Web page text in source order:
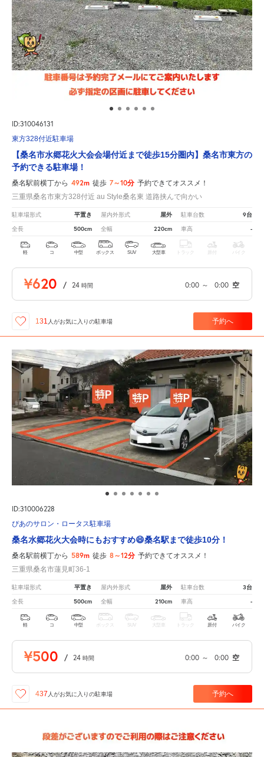
ID:310046131
東方328付近駐車場
【桑名市水郷花火大会会場付近まで徒歩15分圏内】桑名市東方の
予約できる駐車場！
桑名駅前横丁から 492m 徒歩 7～10分 予約できてオススメ！
三重県桑名市東方328付近 au Style桑名東 道路挟んで向かい
駐車場形式 平置き 屋内外形式 屋外 駐車台数 9台
全長 500cm 全幅 220cm 車高 -
軽 コ 中型 ボックス SUV 大型車 トラック 原付 バイク
¥620 / 24 時間 0:00 ～ 0:00 空
131 人がお気に入りの駐車場 予約へ
ID:310006228
ぴあのサロン・ロータス駐車場
桑名水郷花火大会時にもおすすめ😄桑名駅まで徒歩10分！
桑名駅前横丁から 589m 徒歩 8～12分 予約できてオススメ！
三重県桑名市蓮見町36-1
駐車場形式 平置き 屋内外形式 屋外 駐車台数 3台
全長 500cm 全幅 210cm 車高 -
軽 コ 中型 ボックス SUV 大型車 トラック 原付 バイク
¥500 / 24 時間 0:00 ～ 0:00 空
437 人がお気に入りの駐車場 予約へ